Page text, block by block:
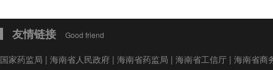
友情链接 Good friend
国家药监局 | 海南省人民政府 | 海南省药监局 | 海南省工信厅 | 海南省商